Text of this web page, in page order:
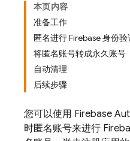
本页内容
准备工作
匿名进行 Firebase 身份验
将匿名账号转成永久账号
自动清理
后续步骤
您可以使用 Firebase
时匿名账号来进行